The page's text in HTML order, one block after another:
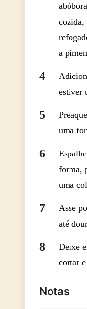
cozida,
a
estiver
uma
forma,
uma
Asse
até
Deixe
cortar
Notas